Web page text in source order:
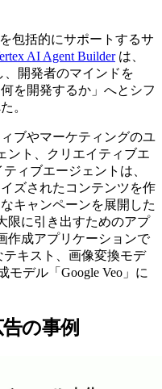
包括的にサポートするサ
AI Agent Builderは、
開発者のマインドを
を開発するか」へとシフ
。
ブやマーケティングのユ
ント、クリエイティブエ
ィブエージェントは、
ズされたコンテンツを作
キャンペーンを展開した
限に引き出すためのアプ
作成アプリケーションで
テキスト、画像変換モデ
モデル「Google Veo」に
の事例